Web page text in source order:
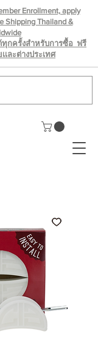
Enrollment, apply
Shipping Thailand &
ทุกครั้งสำหรับการซื้อ ฟรี
เละต่างประเทศ